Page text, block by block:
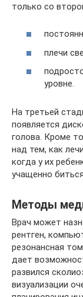
только со
плечи
уровне.
На третьей
появляется
голова. Кроме
над тем, как
когда у их
учащенно
Методы
Врач может
рентген,
резонансная
дает
развился
визуализации